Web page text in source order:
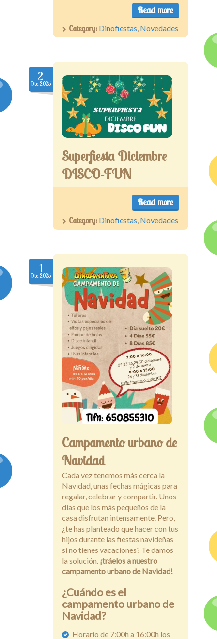
Read more
Category: Dinofiestas, Novedades
2
Dic.2025
Superfiesta Diciembre
DISCO-FUN
Read more
Category: Dinofiestas Novedades
1
Dic.2025
Campamento urbano de
Navidad
Cada vez tenemos más cerca la
Navidad, unas fechas mágicas para
regalar, celebrar y compartir. Unos
días que los más pequeños de la
casa disfrutan intensamente. Pero,
¿te has planteado que hacer con tus
hijos durante las fiestas navideñas
si no tienes vacaciones? Te damos
la solución. ¡tráelos a nuestro
campamento urbano de Navidad!
¿Cuándo es el
campamento urbano de
Navidad?
Horario de 7:00h a 16:00h los